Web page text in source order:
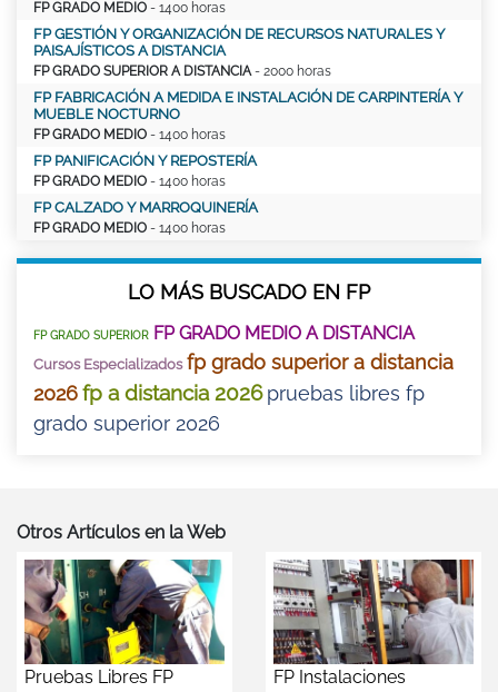
FP GRADO MEDIO - 1400 horas
FP GESTIÓN Y ORGANIZACIÓN DE RECURSOS NATURALES Y
PAISAJÍSTICOS A DISTANCIA
FP GRADO SUPERIOR A DISTANCIA- 2000 horas
FP FABRICACIÓN A MEDIDA E INSTALACIÓN DE CARPINTERÍA Y
MUEBLE NOCTURNO
FP GRADO MEDIO - 1400 horas
FP PANIFICACIÓN Y REPOSTERÍA
FP GRADO MEDIO - 1400 horas
FP CALZADO Y MARROQUINERÍA
FP GRADO MEDIO - 1400 horas
LO MÁS BUSCADO EN FP
FP GRADO SUPERIOR FP GRADO MEDIO A DISTANCIA
Cursos Especializados fp grado superior a distancia
2026fp a distancia 2026 pruebas libres fp
grado superior 2026
Otros Artículos en la Web
Pruebas Libres FP
FP Instalaciones